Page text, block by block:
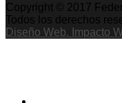
Copyright © 2017
Todos los derechos
Diseño Web. Impacto